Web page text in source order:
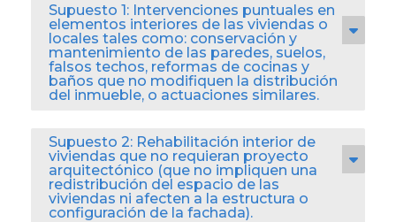
Supuesto 1: Intervenciones puntuales en
elementos interiores de las viviendas o
locales tales como: conservación y
mantenimiento de las paredes, suelos,
falsos techos, reformas de cocinas y
baños que no modifiquen la distribución
del inmueble, o actuaciones similares.
Supuesto 2: Rehabilitación interior de
viviendas que no requieran proyecto
arquitectónico (que no impliquen una
redistribución del espacio de las
viviendas ni afecten a la estructura o
configuración de la fachada).